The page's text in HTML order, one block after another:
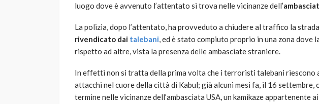
luogo dove è avvenuto l’attentato si trova nelle vicinanze dell’
La polizia, dopo l’attentato, ha provveduto a chiudere al traffico la
rivendicato dai talebani, ed è stato compiuto proprio in una zona dove
rispetto ad altre, vista la presenza delle ambasciate straniere.
In effetti non si tratta della prima volta che i terroristi talebani riescono
attacchi nel cuore della città di Kabul; già alcuni mesi fa, il 16
termine nelle vicinanze dell’ambasciata USA, un kamikaze appartenente
god 1 anno ago 786